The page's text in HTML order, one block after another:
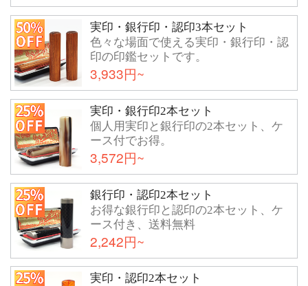
実印・銀行印・認印3本セット
色々な場面で使える実印・銀行印・認
印の印鑑セットです。
3,933円~
実印・銀行印2本セット
個人用実印と銀行印の2本セット、ケ
ース付でお得。
3,572円~
銀行印・認印2本セット
お得な銀行印と認印の2本セット、ケ
ース付き、送料無料
2,242円~
実印・認印2本セット